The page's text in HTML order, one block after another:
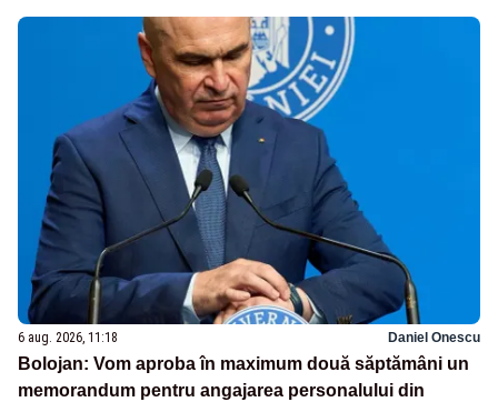
6 aug. 2026, 11:18 Daniel Onescu
Bolojan: Vom aproba în maximum două săptămâni un
memorandum pentru angajarea personalului din